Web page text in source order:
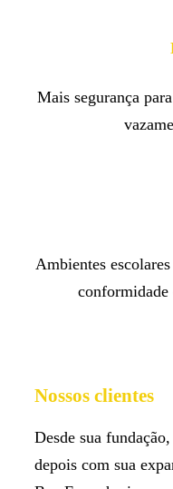
Mais segurança
Ambientes
conformidade
Nossos clientes
Desde sua
depois com sua